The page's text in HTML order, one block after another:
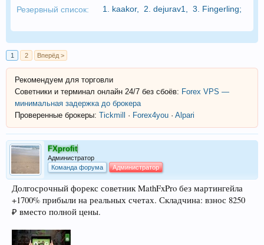
Резервный список: 1. kaakor, 2. dejurav1 3. Fingerling;
1 2 Вперёд >
Рекомендуем для торговли
Советники и терминал онлайн 24/7 без сбоёв: Forex VPS —
минимальная задержка до брокера
Проверенные брокеры: Tickmill · Forex4you · Alpari
FXprofit
Администратор
Команда форума
Администратор
Долгосрочный форекс советник MathFxPro без мартингейла
+1700% прибыли на реальных счетах. Складчина: взнос 8250
₽ вместо полной цены.